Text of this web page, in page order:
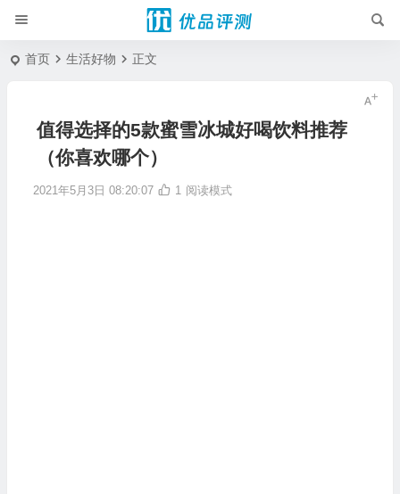
首页 生活好物 正文
值得选择的5款蜜雪冰城好喝饮料推荐
（你喜欢哪个）
2021年5月3日 08:20:07 1 阅读模式